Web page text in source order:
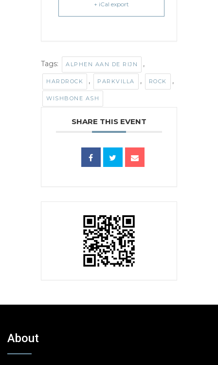
+ iCal export
Tags: ALPHEN AAN DE RIJN ,
HARDROCK , PARKVILLA , ROCK ,
WISHBONE ASH
SHARE THIS EVENT
About